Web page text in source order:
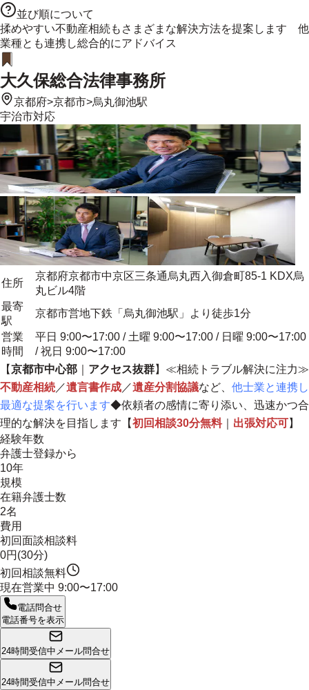
並び順について
揉めやすい不動産相続もさまざまな解決方法を提案します 他
業種とも連携し総合的にアドバイス
大久保総合法律事務所
京都府>京都市>烏丸御池駅
宇治市対応
住所
京都府京都市中京区三条通烏丸西入御倉町85-1 KDX烏
丸ビル4階
最寄
駅
京都市営地下鉄「烏丸御池駅」より徒歩1分
営業
時間
平日 9:00〜17:00 / 土曜 9:00〜17:00 / 日曜 9:00〜17:00
/ 祝日 9:00〜17:00
【京都市中心部 アクセス抜群】≪相続トラブル解決に注力≫
不動産相続 ／遺言書作成 ／遺産分割協議など、 他士業と連携し
最適な提案を行います◆依頼者の感情に寄り添い、迅速かつ合
理的な解決を目指します 【初回相談30分無料｜ 出張対応可】
経験年数
弁護士登録から
10年
規模
在籍弁護士数
2名
費用
初回面談相談料
0円(30分)
初回相談無料
現在営業中 9:00〜17:00
電話問合せ
電話番号を表示
24時間受信中 メール問合せ
24時間受信中 メール問合せ